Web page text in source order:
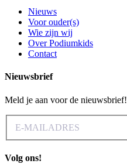
Nieuws
Voor ouder(s)
Wie zijn wij
Over Podiumkids
Contact
Nieuwsbrief
Meld je aan voor de nieuwsbrief!
Volg ons!